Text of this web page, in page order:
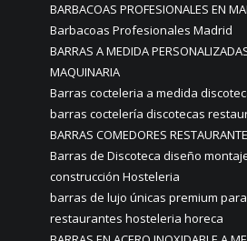
BARBACOAS PROFESIONALES EN
Barbacoas Profesionales Madrid
BARRAS A MEDIDA
MAQUINARIA
Barras cocteleria a medida
barras coctelería discotecas
BARRAS COMEDORES
Barras de Discoteca diseño
construcción Hosteleria
barras de lujo únicas premium
restaurantes hosteleria horeca